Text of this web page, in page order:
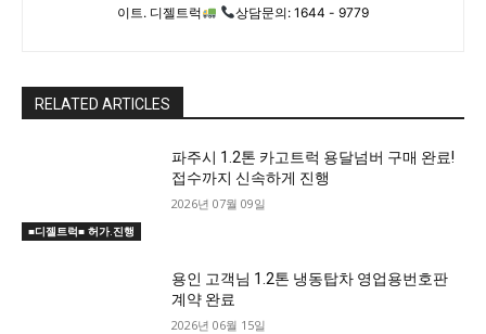
이트. 디젤트럭
상담문의: 1644 - 9779
RELATED ARTICLES
■디젤트럭■ 허가.진행
파주시 1.2톤 카고트럭 용달넘버 구매 완료!
접수까지 신속하게 진행
2026년 07월 09일
용인 고객님 1.2톤 냉동탑차 영업용번호판
계약 완료
2026년 06월 15일